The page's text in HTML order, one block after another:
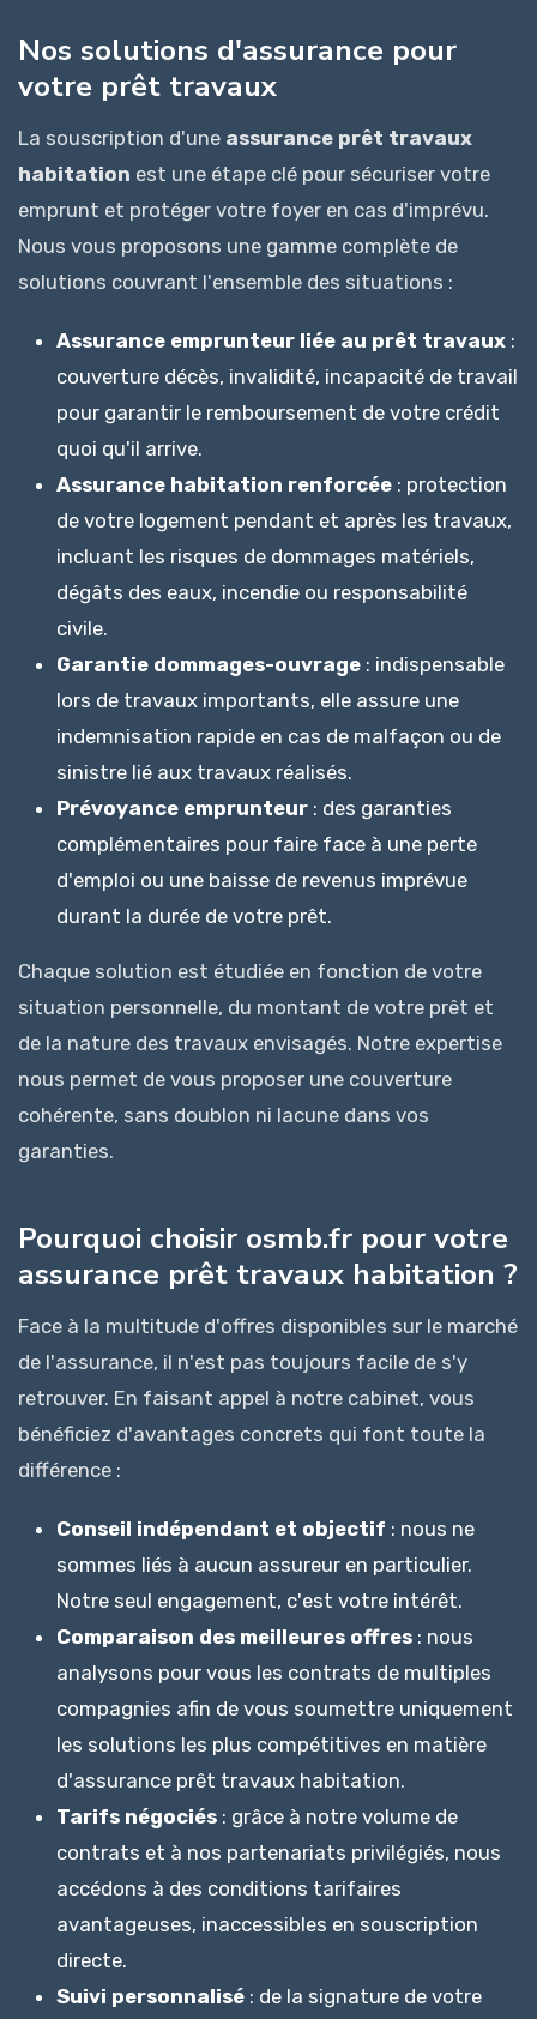
Nos solutions d'assurance pour
votre prêt travaux
La souscription d'une assurance prêt travaux
habitation est une étape clé pour sécuriser votre
emprunt et protéger votre foyer en cas d'imprévu.
Nous vous proposons une gamme complète de
solutions couvrant l'ensemble des situations :
Assurance emprunteur liée au prêt travaux :
couverture décès, invalidité, incapacité de travail
pour garantir le remboursement de votre crédit
quoi qu'il arrive.
Assurance habitation renforcée : protection
de votre logement pendant et après les travaux,
incluant les risques de dommages matériels,
dégâts des eaux, incendie ou responsabilité
civile.
Garantie dommages-ouvrage : indispensable
lors de travaux importants, elle assure une
indemnisation rapide en cas de malfaçon ou de
sinistre lié aux travaux réalisés.
Prévoyance emprunteur : des garanties
complémentaires pour faire face à une perte
d'emploi ou une baisse de revenus imprévue
durant la durée de votre prêt.
Chaque solution est étudiée en fonction de votre
situation personnelle, du montant de votre prêt et
de la nature des travaux envisagés. Notre expertise
nous permet de vous proposer une couverture
cohérente, sans doublon ni lacune dans vos
garanties.
Pourquoi choisir osmb.fr pour votre
assurance prêt travaux habitation ?
Face à la multitude d'offres disponibles sur le marché
de l'assurance, il n'est pas toujours facile de s'y
retrouver. En faisant appel à notre cabinet, vous
bénéficiez d'avantages concrets qui font toute la
différence :
Conseil indépendant et objectif : nous ne
sommes liés à aucun assureur en particulier.
Notre seul engagement, c'est votre intérêt.
Comparaison des meilleures offres : nous
analysons pour vous les contrats de multiples
compagnies afin de vous soumettre uniquement
les solutions les plus compétitives en matière
d'assurance prêt travaux habitation.
Tarifs négociés : grâce à notre volume de
contrats et à nos partenariats privilégiés, nous
accédons à des conditions tarifaires
avantageuses, inaccessibles en souscription
directe.
Suivi personnalisé : de la signature de votre